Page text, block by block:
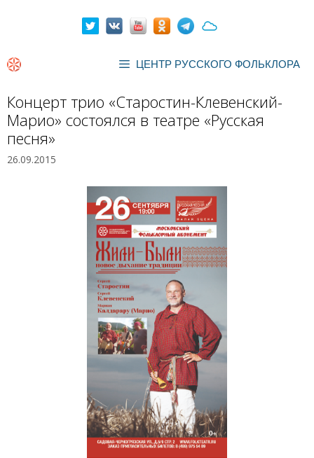
ЦЕНТР РУССКОГО ФОЛЬКЛОРА
Концерт трио «Старостин-Клевенский-
Марио» состоялся в театре «Русская
песня»
26.09.2015